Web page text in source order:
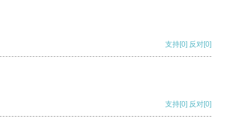
支持[0] 反对[0]
支持[0] 反对[0]